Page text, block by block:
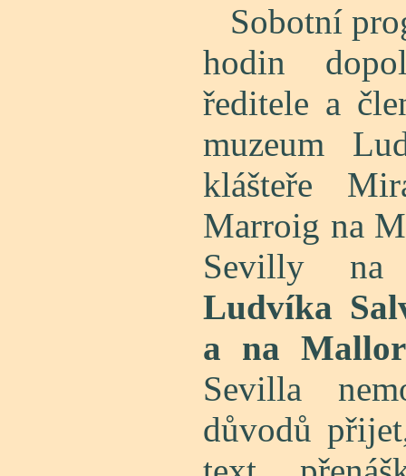
Sobotní
hodin
ředitele a
muzeum
klášteře
Marroig na
Sevilly
Ludvíka
a na
Sevilla
důvodů